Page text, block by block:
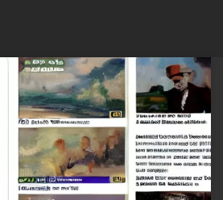
Jornal Online/Físico Briefing O briefing é
nos passe as informações necessárias
trabalho. Quanto mais informações
preciso será o orçamento, mais fácil
o sucesso do projeto fica garantido: […]